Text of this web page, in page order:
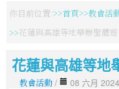
你目前位置: 首頁 教會活
花蓮與高雄等地舉辦聖體
花蓮與高雄等地
教會活動 / 08 六月 2024